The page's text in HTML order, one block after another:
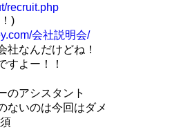
recruit.php
)
会社説明会/
社なんだけどね！
よー！！
のアシスタント
ないのは今回はダメ